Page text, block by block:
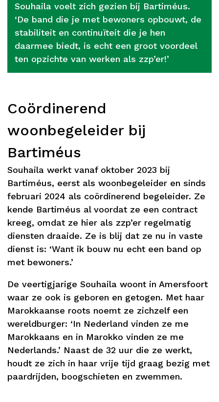
Souhaila voelt zich gezien bij Bartiméus.
‘De band die je met bewoners opbouwt, de
stabiliteit en continuïteit die je hen
daarmee biedt, is echt een groot voordeel
ten opzichte van werken als zzp’er!’
Coördinerend
woonbegeleider bij
Bartiméus
Souhaila werkt vanaf oktober 2023 bij
Bartiméus, eerst als woonbegeleider en sinds
februari 2024 als coördinerend begeleider. Ze
kende Bartiméus al voordat ze een contract
kreeg, omdat ze hier als zzp’er regelmatig
diensten draaide. Ze is blij dat ze nu in vaste
dienst is: ‘Want ik bouw nu echt een band op
met bewoners.’
De veertigjarige Souhaila woont in Amersfoort
waar ze ook is geboren en getogen. Met haar
Marokkaanse roots noemt ze zichzelf een
wereldburger: ‘In Nederland vinden ze me
Marokkaans en in Marokko vinden ze me
Nederlands.’ Naast de 32 uur die ze werkt,
houdt ze zich in haar vrije tijd graag bezig met
paardrijden, boogschieten en zwemmen.